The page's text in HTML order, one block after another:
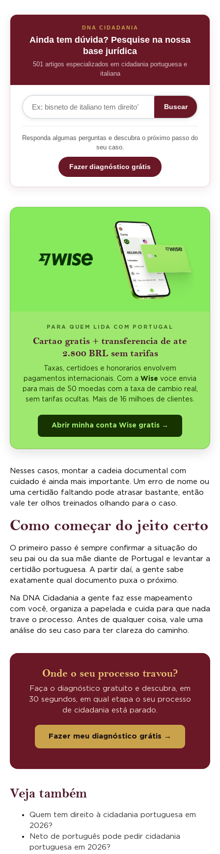
DNA CIDADANIA
Ainda tem dúvida? Pesquise na nossa
base jurídica
501 artigos especializados em cidadania portuguesa e
italiana
Buscar
Responda algumas perguntas e descubra o próximo passo do
seu caso.
Fazer diagnóstico grátis
PARA QUEM LIDA COM PORTUGAL
Cartao gratis + transferencia de ate
2.800 BRL sem tarifas
Taxas, certidoes e honorarios envolvem
pagamentos internacionais. Com a Wise voce envia
para mais de 50 moedas com a taxa de cambio real,
sem tarifas ocultas. Mais de 16 milhoes de clientes.
Abrir minha conta Wise gratis →
Nesses casos, montar a cadeia documental com
cuidado é ainda mais importante. Um erro de nome ou
uma certidão faltando pode atrasar bastante, então
vale ter olhos treinados olhando para o caso.
Como começar do jeito certo
O primeiro passo é sempre confirmar a situação do
seu pai ou da sua mãe diante de Portugal e levantar a
certidão portuguesa. A partir daí, a gente sabe
exatamente qual documento puxa o próximo.
Na DNA Cidadania a gente faz esse mapeamento
com você, organiza a papelada e cuida para que nada
trave o processo. Antes de qualquer coisa, vale uma
análise do seu caso para ter clareza do caminho.
Onde o seu processo travou?
Faça o diagnóstico gratuito e descubra, em
30 segundos, em qual etapa o seu processo
de cidadania está parado.
Fazer meu diagnóstico grátis →
Veja também
Quem tem direito à cidadania portuguesa em
2026?
Neto de português pode pedir cidadania
portuguesa em 2026?